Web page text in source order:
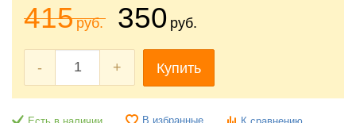
415руб. 350 руб.
- + Купить
В избранные